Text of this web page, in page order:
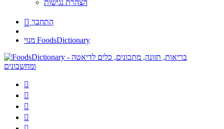
הצהרת נגישות
 התחבר
מנוי FoodsDictionary



